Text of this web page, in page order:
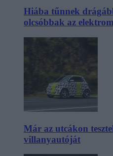
Hiába tűnnek
olcsóbbak az
Már az utcákon
villanyautóját